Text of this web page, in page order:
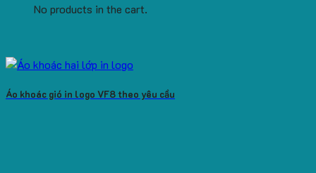
No products in the cart.
Áo khoác gió in logo VF8 theo yêu cầu